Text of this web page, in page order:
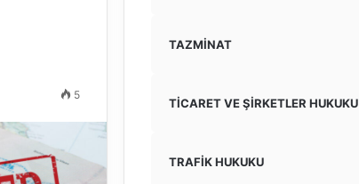
5
TAZMİNAT
TİCARET VE ŞİRKETLER HUKUKU
TRAFİK HUKUKU